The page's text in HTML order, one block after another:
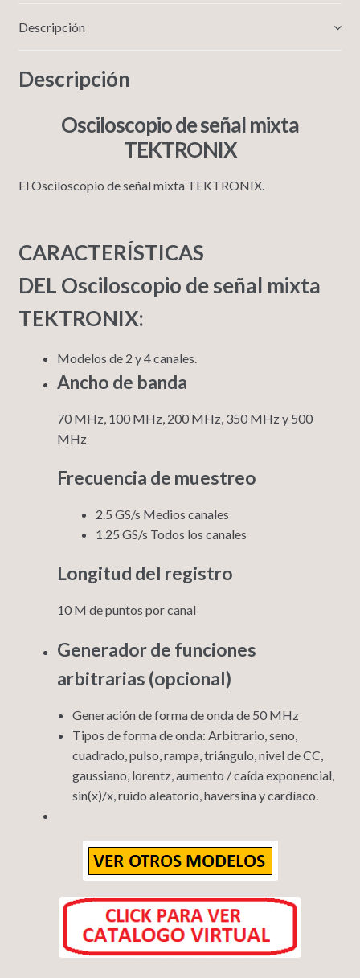
Descripción
Descripción
Osciloscopio de señal mixta
TEKTRONIX
ElOsciloscopio de señal mixta TEKTRONIX.
CARACTERÍSTICAS
DEL Osciloscopio de señal mixta
TEKTRONIX:
Modelos de 2 y 4 canales.
Ancho de banda
70 MHz, 100 MHz, 200 MHz, 350 MHz y 500
MHz
Frecuencia de muestreo
2.5 GS/s Medios canales
1.25 GS/s Todos los canales
Longitud del registro
10 M de puntos por canal
Generador de funciones
arbitrarias (opcional)
Generación de forma de onda de 50 MHz
Tipos de forma de onda: Arbitrario, seno,
cuadrado, pulso, rampa, triángulo, nivel de CC,
gaussiano, lorentz, aumento / caída exponencial,
sin(x)/x, ruido aleatorio, haversina y cardíaco.